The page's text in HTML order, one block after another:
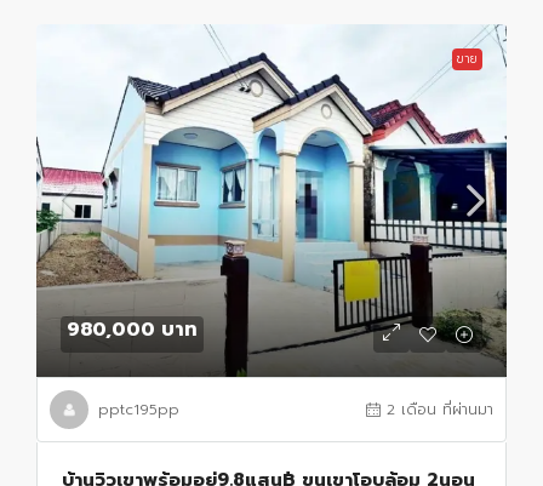
ขาย
980,000 บาท
pptc195pp 2 เดือน ที่ผ่านมา
บ้านวิวเขาพร้อมอยู่9.8แสน฿ ขุนเขาโอบล้อม 2นอน